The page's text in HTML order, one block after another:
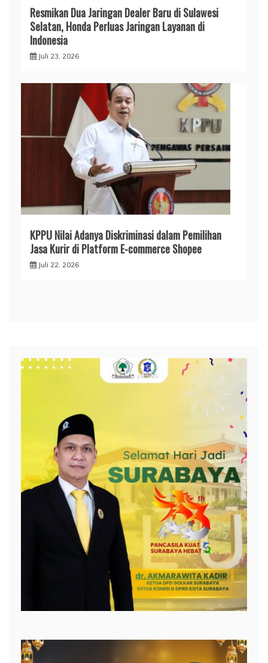
Resmikan Dua Jaringan Dealer Baru di Sulawesi
Selatan, Honda Perluas Jaringan Layanan di
Indonesia
Juli 23, 2026
KPPU Nilai Adanya Diskriminasi dalam Pemilihan
Jasa Kurir di Platform E-commerce Shopee
Juli 22, 2026